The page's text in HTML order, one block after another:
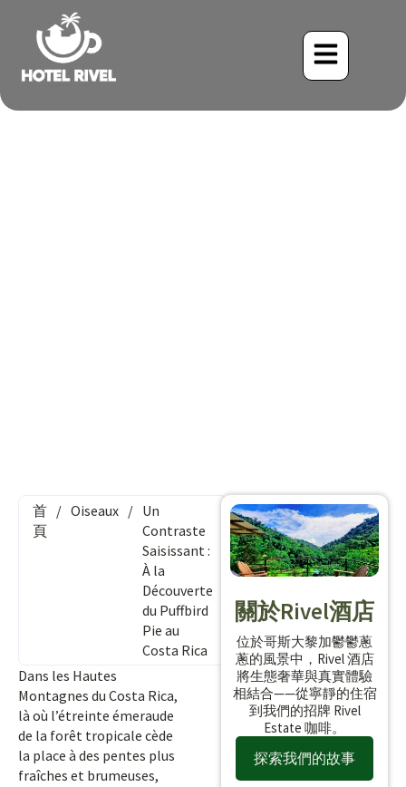
首
頁
/ Oiseaux / Un
Contraste
Saisissant :
À la
Découverte
du Puffbird
Pie au
Costa Rica
Dans les Hautes
Montagnes du Costa Rica,
là où l’étreinte émeraude
de la forêt tropicale cède
la place à des pentes plus
fraîches et brumeuses,
關於Rivel酒店
位於哥斯大黎加鬱鬱蔥
蔥的風景中，Rivel 酒店
將生態奢華與真實體驗
相結合——從寧靜的住宿
到我們的招牌 Rivel
Estate 咖啡。
探索我們的故事